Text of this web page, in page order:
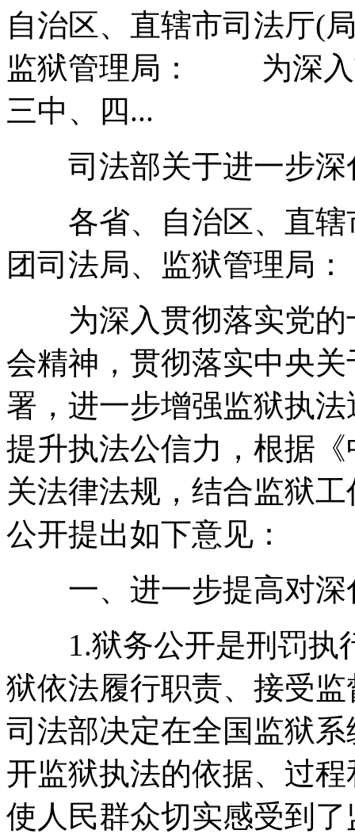
自治区、直辖市司法厅(
监狱管理局： 为深入
三中、四...
司法部关于进一步深
各省、自治区、直辖
团司法局、监狱管理局：
为深入贯彻落实党的
会精神，贯彻落实中央
署，进一步增强监狱执
提升执法公信力，根据
关法律法规，结合监狱
公开提出如下意见：
一、进一步提高对深
1.狱务公开是刑罚执
狱依法履行职责、接受
司法部决定在全国监狱
开监狱执法的依据、过
使人民群众切实感受到